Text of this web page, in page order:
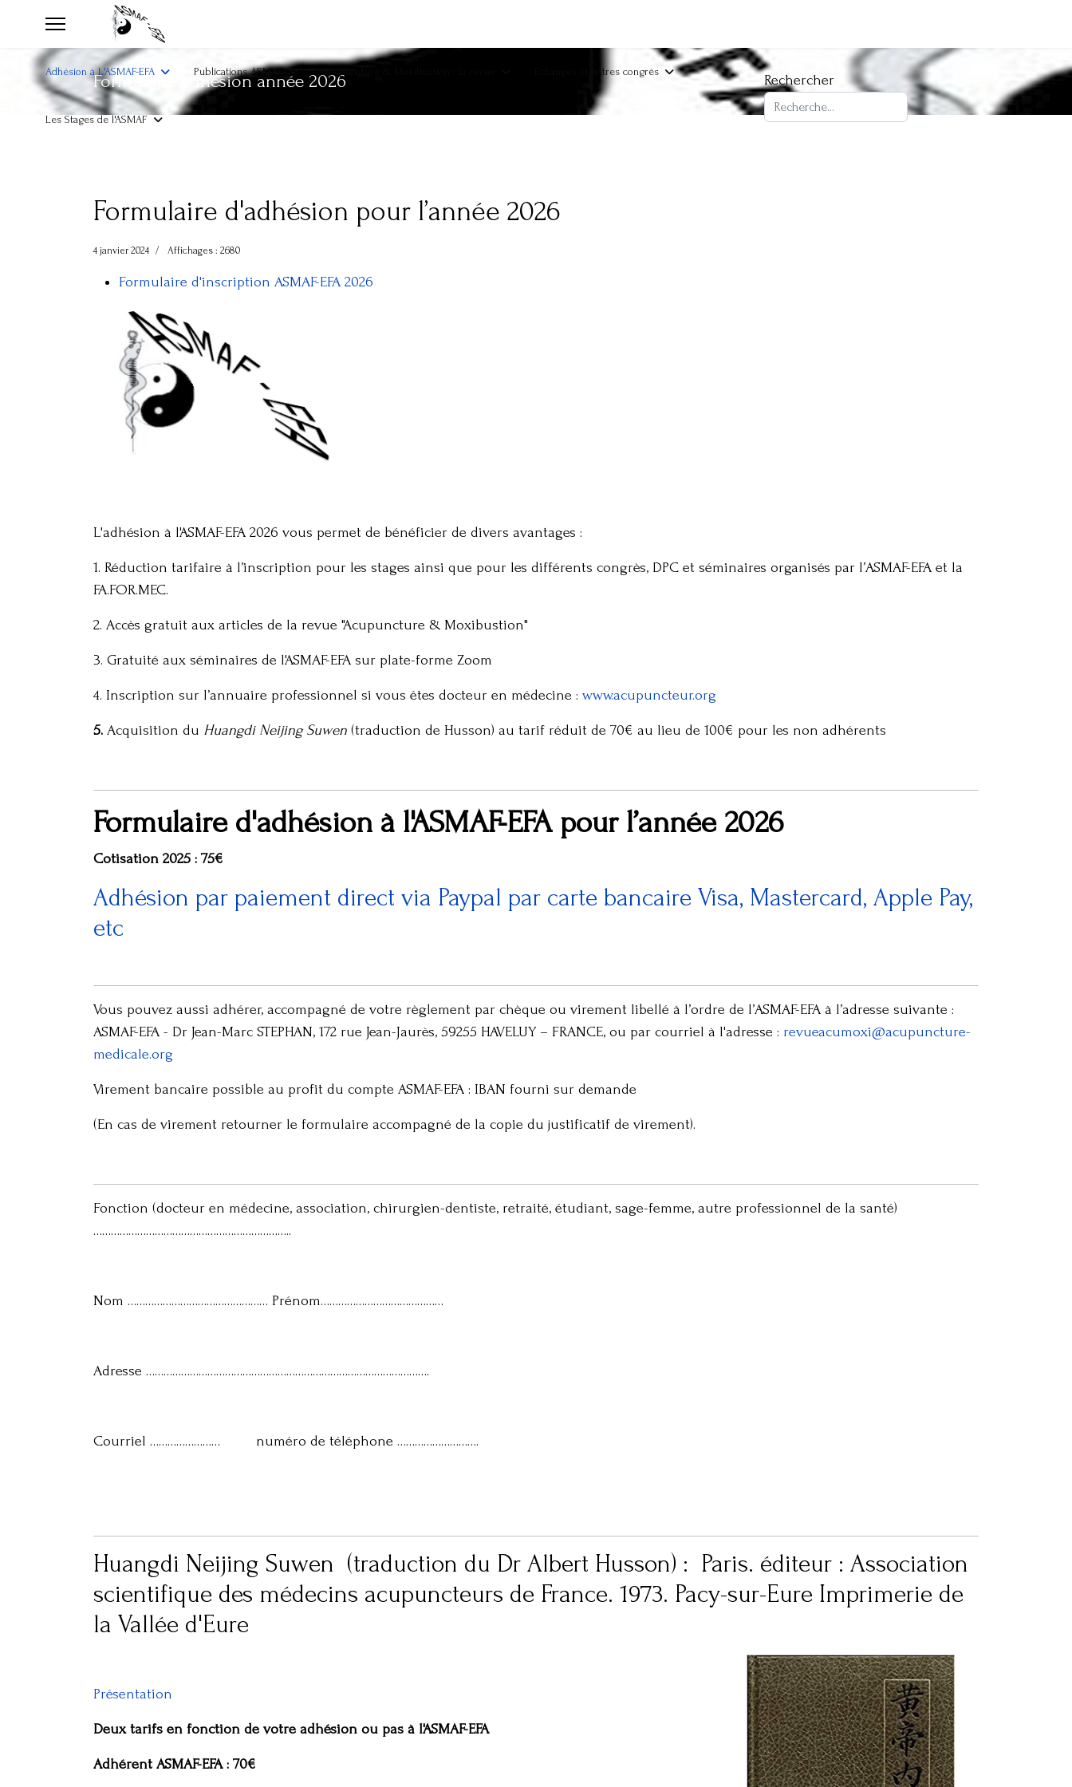
Adhésion à L'ASMAF-EFA Publications ASMAF Echanges et autres congrès
Les Stages de l'ASMAF
Rechercher
Formulaire adhésion année 2026
Formulaire d'adhésion pour l’année 2026
4 janvier 2024 Affichages : 2680
Formulaire d'inscription ASMAF-EFA 2026
L'adhésion à l'ASMAF-EFA 2026 vous permet de bénéficier de divers avantages :
1. Réduction tarifaire à l’inscription pour les stages ainsi que pour les différents congrès, DPC et séminaires organisés par l’ASMAF-EFA et la
FA.FOR.MEC.
2. Accès gratuit aux articles de la revue "Acupuncture & Moxibustion"
3. Gratuité aux séminaires de l'ASMAF-EFA sur plate-forme Zoom
4. Inscription sur l’annuaire professionnel si vous êtes docteur en médecine : www.acupuncteur.org
5. Acquisition du Huangdi Neijing Suwen (traduction de Husson) au tarif réduit de 70€ au lieu de 100€ pour les non adhérents
Formulaire d'adhésion à l'ASMAF-EFA pour l’année 2026
Cotisation 2025 : 75€
Adhésion par paiement direct via Paypal par carte bancaire Visa, Mastercard, Apple Pay,
etc
Vous pouvez aussi adhérer, accompagné de votre règlement par chèque ou virement libellé à l’ordre de l’ASMAF-EFA à l’adresse suivante :
ASMAF-EFA - Dr Jean-Marc STEPHAN, 172 rue Jean-Jaurès, 59255 HAVELUY – FRANCE, ou par courriel à l'adresse : revueacumoxi@acupuncture-
medicale.org
Virement bancaire possible au profit du compte ASMAF-EFA : IBAN fourni sur demande
(En cas de virement retourner le formulaire accompagné de la copie du justificatif de virement).
Fonction (docteur en médecine, association, chirurgien-dentiste, retraité, étudiant, sage-femme, autre professionnel de la santé)
…………………………………………………………..
Nom ………………………………………… Prénom……………………………………
Adresse …………………………………………………………………………………….
Courriel …………………… numéro de téléphone ……………………….
Huangdi Neijing Suwen (traduction du Dr Albert Husson) : Paris. éditeur : Association
scientifique des médecins acupuncteurs de France. 1973. Pacy-sur-Eure Imprimerie de
la Vallée d'Eure
Présentation
Deux tarifs en fonction de votre adhésion ou pas à l'ASMAF-EFA
Adhérent ASMAF-EFA : 70€